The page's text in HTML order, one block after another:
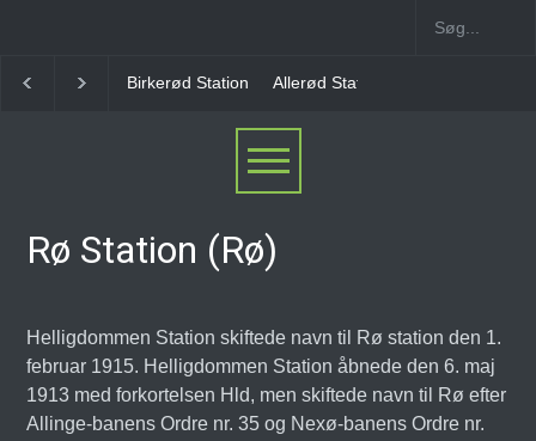
Station Allerød Station Favrholm Station
Rø Station (Rø)
Helligdommen Station skiftede navn til Rø station den 1.
februar 1915. Helligdommen Station åbnede den 6. maj
1913 med forkortelsen Hld, men skiftede navn til Rø efter
Allinge-banens Ordre nr. 35 og Nexø-banens Ordre nr.